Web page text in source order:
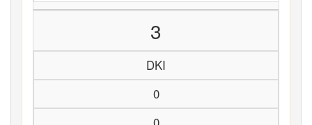
3
DKI
0